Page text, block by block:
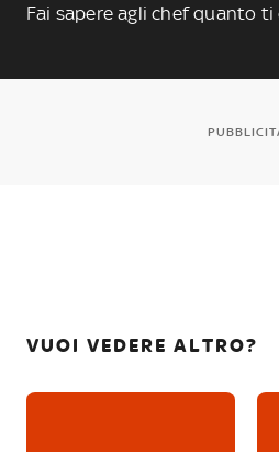
Fai sapere agli chef quanto ti
VUOI VEDERE ALTRO?